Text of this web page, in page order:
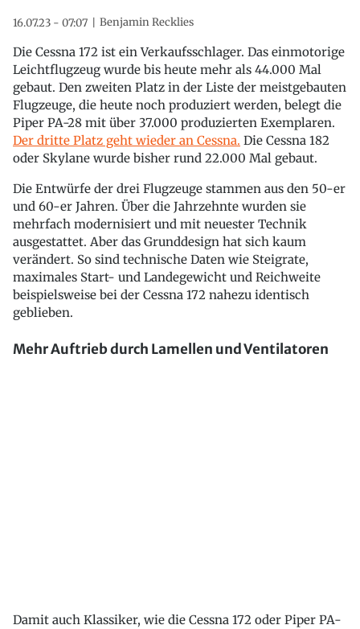
16.07.23 - 07:07 Benjamin Recklies
Die Cessna 172 ist ein Verkaufsschlager. Das einmotorige
Leichtflugzeug wurde bis heute mehr als 44.000 Mal
gebaut. Den zweiten Platz in der Liste der meistgebauten
Flugzeuge, die heute noch produziert werden, belegt die
Piper PA-28 mit über 37.000 produzierten Exemplaren.
Der dritte Platz geht wieder an Cessna. Die Cessna 182
oder Skylane wurde bisher rund 22.000 Mal gebaut.
Die Entwürfe der drei Flugzeuge stammen aus den 50-er
und 60-er Jahren. Über die Jahrzehnte wurden sie
mehrfach modernisiert und mit neuester Technik
ausgestattet. Aber das Grunddesign hat sich kaum
verändert. So sind technische Daten wie Steigrate,
maximales Start- und Landegewicht und Reichweite
beispielsweise bei der Cessna 172 nahezu identisch
geblieben.
Mehr Auftrieb durch Lamellen und Ventilatoren
Damit auch Klassiker, wie die Cessna 172 oder Piper PA-